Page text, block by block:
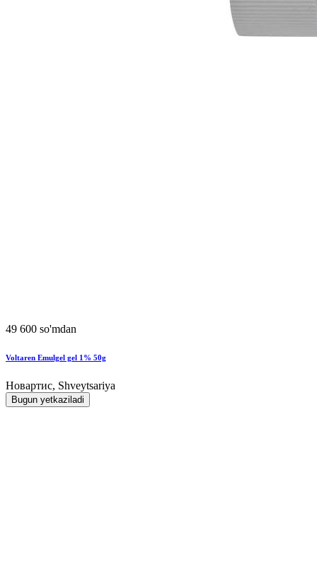
49 600 so'mdan
Voltaren Emulgel gel 1% 50g
Новартис, Shveytsariya
Bugun yetkaziladi